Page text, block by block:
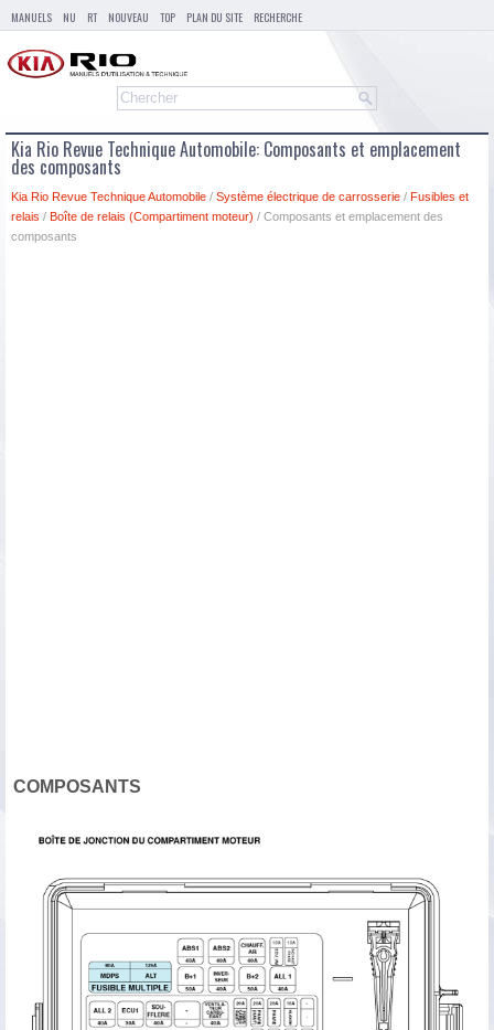
MANUELS NU RT NOUVEAU TOP PLAN DU SITE RECHERCHE
Kia Rio Revue Technique Automobile: Composants et emplacement
des composants
Kia Rio Revue Technique Automobile / Système électrique de carrosserie / Fusibles et
relais / Boîte de relais (Compartiment moteur) / Composants et emplacement des
composants
COMPOSANTS